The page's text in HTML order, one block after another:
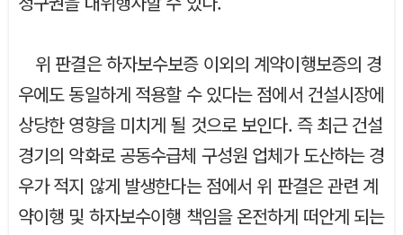
위 판결은 하자보수보증 이외의 계약이행보증의 경
우에도 동일하게 적용할 수 있다는 점에서 건설시장에
상당한 영향을 미치게 될 것으로 보인다. 즉 최근 건설
경기의 악화로 공동수급체 구성원 업체가 도산하는 경
우가 적지 않게 발생한다는 점에서 위 판결은 관련 계
약이행 및 하자보수이행 책임을 온전하게 떠안게 되는